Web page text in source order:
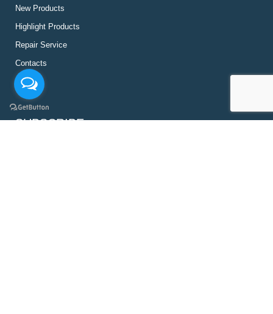
New Products
Highlight Products
Repair Service
Contacts
SUBSCRIBE